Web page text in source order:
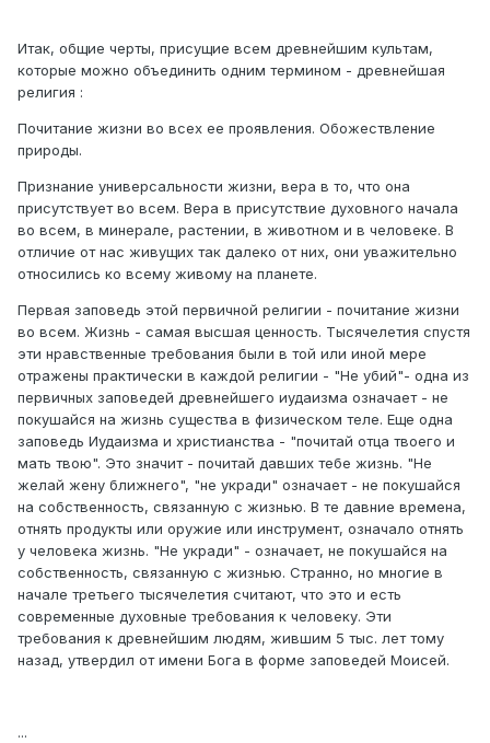
Итак, общие черты, присущие всем древнейшим культам,
которые можно объединить одним термином - древнейшая
религия :
Почитание жизни во всех ее проявления. Обожествление
природы.
Признание универсальности жизни, вера в то, что она
присутствует во всем. Вера в присутствие духовного начала
во всем, в минерале, растении, в животном и в человеке. В
отличие от нас живущих так далеко от них, они уважительно
относились ко всему живому на планете.
Первая заповедь этой первичной религии - почитание жизни
во всем. Жизнь - самая высшая ценность. Тысячелетия спустя
эти нравственные требования были в той или иной мере
отражены практически в каждой религии - "Не убий"- одна из
первичных заповедей древнейшего иудаизма означает - не
покушайся на жизнь существа в физическом теле. Еще одна
заповедь Иудаизма и христианства - "почитай отца твоего и
мать твою". Это значит - почитай давших тебе жизнь. "Не
желай жену ближнего", "не укради" означает - не покушайся
на собственность, связанную с жизнью. В те давние времена,
отнять продукты или оружие или инструмент, означало отнять
у человека жизнь. "Не укради" - означает, не покушайся на
собственность, связанную с жизнью. Странно, но многие в
начале третьего тысячелетия считают, что это и есть
современные духовные требования к человеку. Эти
требования к древнейшим людям, жившим 5 тыс. лет тому
назад, утвердил от имени Бога в форме заповедей Моисей.
...